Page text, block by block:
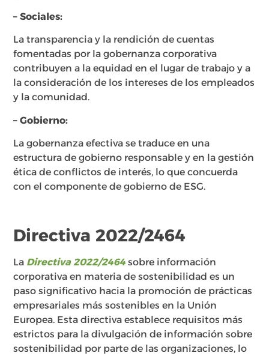
– Sociales:
La transparencia y la rendición de cuentas
fomentadas por la gobernanza corporativa
contribuyen a la equidad en el lugar de trabajo y a
la consideración de los intereses de los empleados
y la comunidad.
– Gobierno:
La gobernanza efectiva se traduce en una
estructura de gobierno responsable y en la gestión
ética de conflictos de interés, lo que concuerda
con el componente de gobierno de ESG.
Directiva 2022/2464
La Directiva 2022/2464sobre información
corporativa en materia de sostenibilidad es un
paso significativo hacia la promoción de prácticas
empresariales más sostenibles en la Unión
Europea. Esta directiva establece requisitos más
estrictos para la divulgación de información sobre
sostenibilidad por parte de las organizaciones, lo